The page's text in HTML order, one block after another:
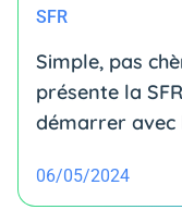
SFR
Simple, pas
présente la
démarrer
06/05/2024